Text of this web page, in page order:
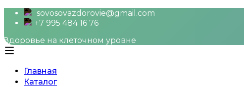
sovosovazdorovie@gmail.com
+7 995 484 16 76
Здоровье на клеточном уровне
Главная
Каталог